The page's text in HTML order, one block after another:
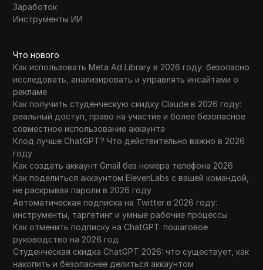
Заработок
Инструменты ИИ
Что нового
Как использовать Meta Ad Library в 2026 году: безопасно
исследовать, анализировать и управлять инсайтами о
рекламе
Как получить студенческую скидку Claude в 2026 году:
реальный доступ, право на участие и более безопасное
совместное использование аккаунта
Клод лучше ChatGPT? Что действительно важно в 2026
году
Как создать аккаунт Gmail без номера телефона 2026
Как поделиться аккаунтом ElevenLabs с вашей командой,
не раскрывая пароли в 2026 году
Автоматическая подписка на Twitter в 2026 году:
инструменты, таргетинг и умные рабочие процессы
Как отменить подписку на ChatGPT: пошаговое
руководство на 2026 год
Студенческая скидка ChatGPT 2026: что существует, как
накопить и безопаснее делиться аккаунтом